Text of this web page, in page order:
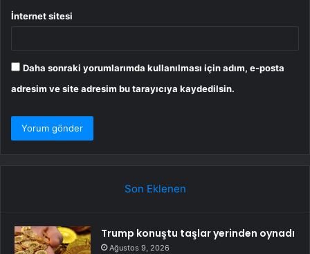
İnternet sitesi
Daha sonraki yorumlarımda kullanılması için adım, e-posta
adresim ve site adresim bu tarayıcıya kaydedilsin.
Son Eklenen
Trump konuştu taşlar yerinden oynadı
Ağustos 9, 2026